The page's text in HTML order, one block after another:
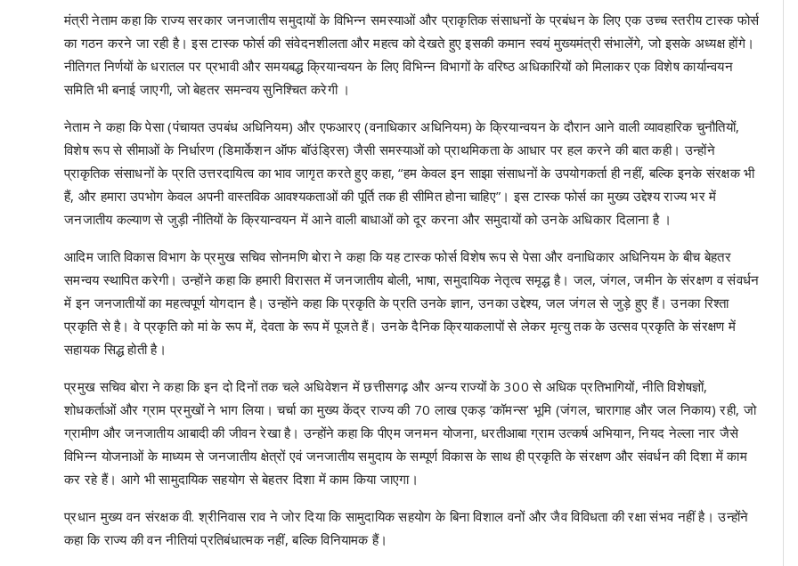
मंत्री नेताम कहा कि राज्य सरकार जनजातीय समुदायों के विभिन्न समस्याओं और प्राकृतिक संसाधनों के प्रबंधन के लिए एक उच्च स्तरीय टास्क फोर्स
का गठन करने जा रही है। इस टास्क फोर्स की संवेदनशीलता और महत्व को देखते हुए इसकी कमान स्वयं मुख्यमंत्री संभालेंगे, जो इसके अध्यक्ष होंगे।
नीतिगत निर्णयों के धरातल पर प्रभावी और समयबद्ध क्रियान्वयन के लिए विभिन्न विभागों के वरिष्ठ अधिकारियों को मिलाकर एक विशेष कार्यान्वयन
समिति भी बनाई जाएगी, जो बेहतर समन्वय सुनिश्चित करेगी ।
नेताम ने कहा कि पेसा (पंचायत उपबंध अधिनियम) और एफआरए (वनाधिकार अधिनियम) के क्रियान्वयन के दौरान आने वाली व्यावहारिक चुनौतियों,
विशेष रूप से सीमाओं के निर्धारण (डिमार्केशन ऑफ बॉउंड्रिस) जैसी समस्याओं को प्राथमिकता के आधार पर हल करने की बात कही। उन्होंने
प्राकृतिक संसाधनों के प्रति उत्तरदायित्व का भाव जागृत करते हुए कहा, “हम केवल इन साझा संसाधनों के उपयोगकर्ता ही नहीं, बल्कि इनके संरक्षक भी
हैं, और हमारा उपभोग केवल अपनी वास्तविक आवश्यकताओं की पूर्ति तक ही सीमित होना चाहिए”। इस टास्क फोर्स का मुख्य उद्देश्य राज्य भर में
जनजातीय कल्याण से जुड़ी नीतियों के क्रियान्वयन में आने वाली बाधाओं को दूर करना और समुदायों को उनके अधिकार दिलाना है ।
आदिम जाति विकास विभाग के प्रमुख सचिव सोनमणि बोरा ने कहा कि यह टास्क फोर्स विशेष रूप से पेसा और वनाधिकार अधिनियम के बीच बेहतर
समन्वय स्थापित करेगी। उन्होंने कहा कि हमारी विरासत में जनजातीय बोली, भाषा, समुदायिक नेतृत्व समृद्ध है। जल, जंगल, जमीन के संरक्षण व संवर्धन
में इन जनजातीयों का महत्वपूर्ण योगदान है। उन्होंने कहा कि प्रकृति के प्रति उनके ज्ञान, उनका उद्देश्य, जल जंगल से जुड़े हुए हैं। उनका रिश्ता
प्रकृति से है। वे प्रकृति को मां के रूप में, देवता के रूप में पूजते हैं। उनके दैनिक क्रियाकलापों से लेकर मृत्यु तक के उत्सव प्रकृति के संरक्षण में
सहायक सिद्ध होती है।
प्रमुख सचिव बोरा ने कहा कि इन दो दिनों तक चले अधिवेशन में छत्तीसगढ़ और अन्य राज्यों के 300 से अधिक प्रतिभागियों, नीति विशेषज्ञों,
शोधकर्ताओं और ग्राम प्रमुखों ने भाग लिया। चर्चा का मुख्य केंद्र राज्य की 70 लाख एकड़ ’कॉमन्स’ भूमि (जंगल, चारागाह और जल निकाय) रही, जो
ग्रामीण और जनजातीय आबादी की जीवन रेखा है। उन्होंने कहा कि पीएम जनमन योजना, धरतीआबा ग्राम उत्कर्ष अभियान, नियद नेल्ला नार जैसे
विभिन्न योजनाओं के माध्यम से जनजातीय क्षेत्रों एवं जनजातीय समुदाय के सम्पूर्ण विकास के साथ ही प्रकृति के संरक्षण और संवर्धन की दिशा में काम
कर रहे हैं। आगे भी सामुदायिक सहयोग से बेहतर दिशा में काम किया जाएगा।
प्रधान मुख्य वन संरक्षक वी. श्रीनिवास राव ने जोर दिया कि सामुदायिक सहयोग के बिना विशाल वनों और जैव विविधता की रक्षा संभव नहीं है। उन्होंने
कहा कि राज्य की वन नीतियां प्रतिबंधात्मक नहीं, बल्कि विनियामक हैं।